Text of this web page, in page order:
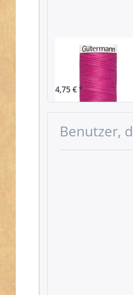
Spule -
4,75 € *
Benutzer,